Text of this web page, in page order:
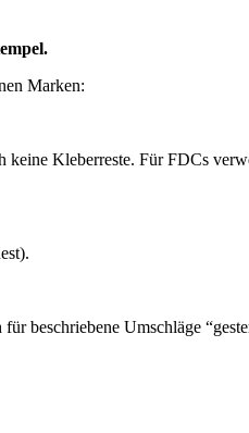
Marken:
Kleberreste. Für FDCs
beschriebene Umschläge